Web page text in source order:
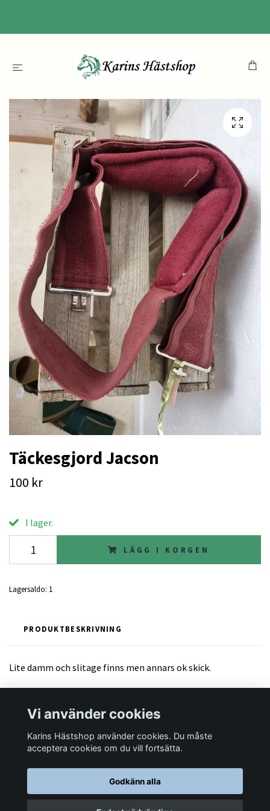
Täckesgjord Jacson
100 kr
I lager.
LÄGG I KORGEN
Lagersaldo: 1
PRODUKTBESKRIVNING
Lite damm och slitage finns men annars ok skick.
Läs mer
© 2026 Karins Hästshop
Vi använder cookies
Karins Hästshop använder cookies. Du måste
acceptera cookies om du vill fortsätta.
Godkänn alla